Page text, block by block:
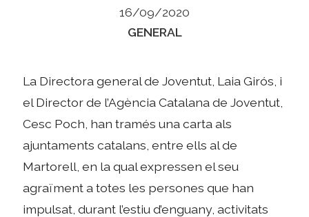
16/09/2020
Categories
GENERAL
La Directora general de Joventut, Laia Girós, i
el Director de l’Agència Catalana de Joventut,
Cesc Poch, han tramés una carta als
ajuntaments catalans, entre ells al de
Martorell, en la qual expressen el seu
agraïment a totes les persones que han
impulsat, durant l’estiu d’enguany, activitats